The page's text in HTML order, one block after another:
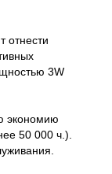
отнести
3W
экономию
50 000 ч.).